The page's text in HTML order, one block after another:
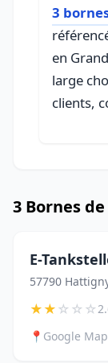
3
en
large
clients,
3 Bornes
E-
57790
★★☆☆☆
📍 Google